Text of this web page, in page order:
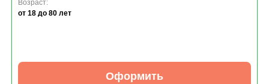
Возраст:
от 18 до 80 лет
Оформить